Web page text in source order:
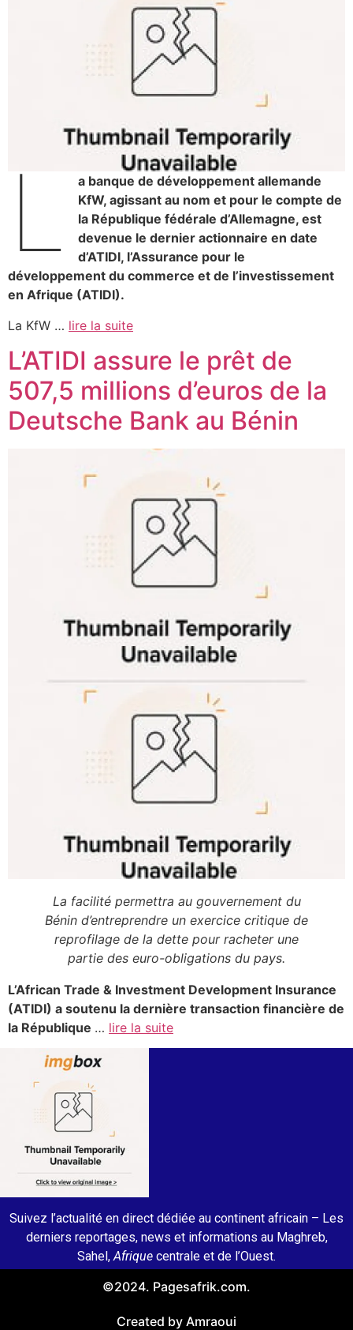
L
a banque de développement allemande
KfW, agissant au nom et pour le compte de
la République fédérale d’Allemagne, est
devenue le dernier actionnaire en date
d’ATIDI, l’Assurance pour le
développement du commerce et de l’investissement
en Afrique (ATIDI).
La KfW … lire la suite
L’ATIDI assure le prêt de
507,5 millions d’euros de la
Deutsche Bank au Bénin
La facilité permettra au gouvernement du
Bénin d’entreprendre un exercice critique de
reprofilage de la dette pour racheter une
partie des euro-obligations du pays.
L’African Trade & Investment Development Insurance
(ATIDI) a soutenu la dernière transaction financière de
la République … lire la suite
Suivez l’actualité en direct dédiée au continent africain – Les
derniers reportages, news et informations au Maghreb,
Sahel,Afrique centrale et de l’Ouest.
©2024. Pagesafrik.com.
Created by Amraoui